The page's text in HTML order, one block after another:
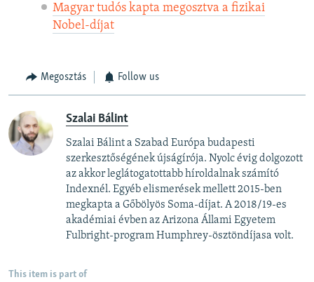
Magyar tudós kapta megosztva a fizikai
Nobel-díjat
Megosztás Follow us
Szalai Bálint
Szalai Bálint a Szabad Európa budapesti
szerkesztőségének újságírója. Nyolc évig dolgozott
az akkor leglátogatottabb híroldalnak számító
Indexnél. Egyéb elismerések mellett 2015-ben
megkapta a Gőbölyös Soma-díjat. A 2018/19-es
akadémiai évben az Arizona Állami Egyetem
Fulbright-program Humphrey-ösztöndíjasa volt.
This item is part of